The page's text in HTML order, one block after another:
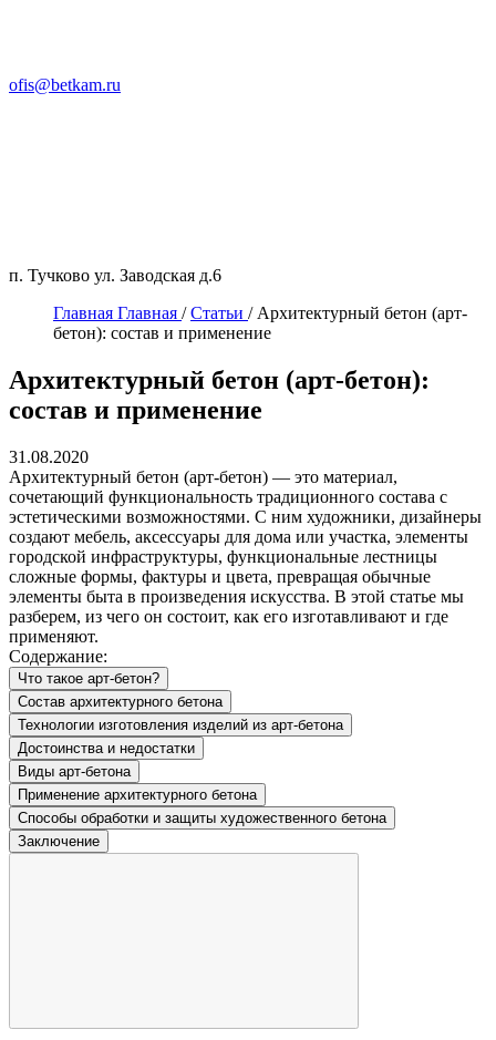
ofis@betkam.ru
п. Тучково ул. Заводская д.6
Главная Главная / Статьи / Архитектурный бетон (арт-
бетон): состав и применение
Архитектурный бетон (арт-бетон):
состав и применение
31.08.2020
Архитектурный бетон (арт-бетон) — это материал,
сочетающий функциональность традиционного состава с
эстетическими возможностями. С ним художники, дизайнеры
создают мебель, аксессуары для дома или участка, элементы
городской инфраструктуры, функциональные лестницы
сложные формы, фактуры и цвета, превращая обычные
элементы быта в произведения искусства. В этой статье мы
разберем, из чего он состоит, как его изготавливают и где
применяют.
Содержание:
Что такое арт-бетон?
Состав архитектурного бетона
Технологии изготовления изделий из арт-бетона
Достоинства и недостатки
Виды арт-бетона
Применение архитектурного бетона
Способы обработки и защиты художественного бетона
Заключение